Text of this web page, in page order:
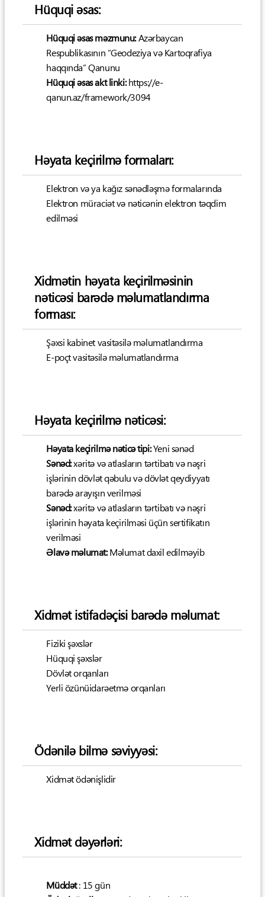
Hüquqi əsas:
Hüquqi əsas məzmunu:Azərbaycan
Respublikasının ”Geodeziya və Kartoqrafiya
haqqında” Qanunu
Hüquqi əsas akt linki:https://e-
qanun.az/framework/3094
Həyata keçirilmə formaları:
Elektron və ya kağız sənədləşmə formalarında
Elektron müraciət və nəticənin elektron təqdim
edilməsi
Xidmətin həyata keçirilməsinin
nəticəsi barədə məlumatlandırma
forması:
Şəxsi kabinet vasitəsilə məlumatlandırma
E-poçt vasitəsilə məlumatlandırma
Həyata keçirilmə nəticəsi:
Həyata keçirilmə nəticə tipi:Yeni sənəd
Sənəd:xəritə və atlasların tərtibatı və nəşri
işlərinin dövlət qəbulu və dövlət qeydiyyatı
barədə arayışın verilməsi
Sənəd:xəritə və atlasların tərtibatı və nəşri
işlərinin həyata keçirilməsi üçün sertifikatın
verilməsi
Əlavə məlumat:Məlumat daxil edilməyib
Xidmət istifadəçisi barədə məlumat:
Fiziki şəxslər
Hüquqi şəxslər
Dövlət orqanları
Yerli özünüidarəetmə orqanları
Ödənilə bilmə səviyyəsi:
Xidmət ödənişlidir
Xidmət dəyərləri:
Müddət: 15 gün